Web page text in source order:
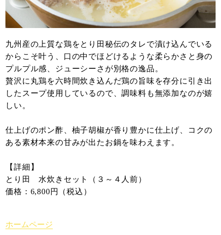
九州産の上質な鶏をとり田秘伝のタレで漬け込んでいる
からこそ叶う、口の中でほどけるような柔らかさと身の
プルプル感、ジューシーさが別格の逸品。
贅沢に丸鶏を六時間炊き込んだ鶏の旨味を存分に引き出
したスープ使用しているので、調味料も無添加なのが嬉
しい。
仕上げのポン酢、柚子胡椒が香り豊かに仕上げ、コクの
ある素材本来の甘みが出たお鍋を味わえます。
【詳細】
とり田 水炊きセット（３～４人前）
価格：6,800円（税込）
ホームページ